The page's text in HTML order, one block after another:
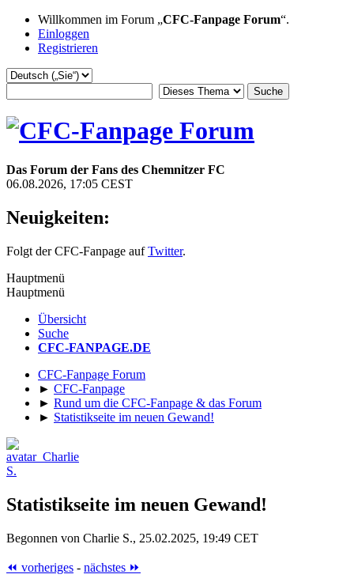
Willkommen im Forum „CFC-Fanpage Forum“.
Einloggen
Registrieren
Das Forum der Fans des Chemnitzer FC
06.08.2026, 17:05 CEST
Neuigkeiten:
Folgt der CFC-Fanpage aufTwitter.
Hauptmenü
Hauptmenü
Übersicht
Suche
CFC-FANPAGE.DE
CFC-Fanpage Forum
► CFC-Fanpage
► Rund um die CFC-Fanpage & das Forum
► Statistikseite im neuen Gewand!
Statistikseite im neuen Gewand!
Begonnen von Charlie S., 25.02.2025, 19:49 CET
⏪ vorheriges - nächstes ⏩